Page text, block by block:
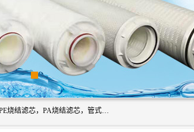
广州滤源过滤器材有限公司主营经营产品有：PTFE烧结滤芯、PE滤芯，烧结滤芯，PE烧结滤芯，PA烧结滤芯，管式膜支撑管，真空上料机滤芯，粉末烧结滤芯，止溢滤芯，吸头滤芯，湿化瓶滤芯、不锈钢烧结滤芯等。公司现拥有一批精干的管理人员和一支高素质的技术队伍，舒适优雅的办公环境和拥有全新现代化标准厂房。